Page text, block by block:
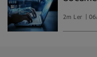
2m Ler